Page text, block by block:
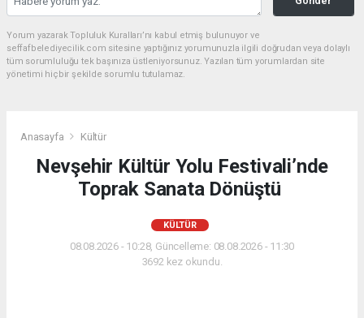
Yorum yazarak Topluluk Kuralları’nı kabul etmiş bulunuyor ve
seffafbelediyecilik.com sitesine yaptığınız yorumunuzla ilgili doğrudan veya dolaylı
tüm sorumluluğu tek başınıza üstleniyorsunuz. Yazılan tüm yorumlardan site
yönetimi hiçbir şekilde sorumlu tutulamaz.
Anasayfa Kültür
Nevşehir Kültür Yolu Festivali’nde
Toprak Sanata Dönüştü
KÜLTÜR
08.08.2026 - 10:28, Güncelleme: 08.08.2026 - 11:30
3692 kez okundu.